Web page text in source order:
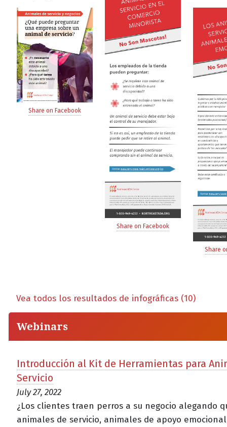
Share on Facebook
Share on Facebook
Share
Vea todos los resultados de infográficas (10)
Webinars
Introducción al Kit de Herramientas para
Servicio
July 27, 2022
¿Los clientes traen perros a su negocio alegando
animales de servicio, animales de apoyo